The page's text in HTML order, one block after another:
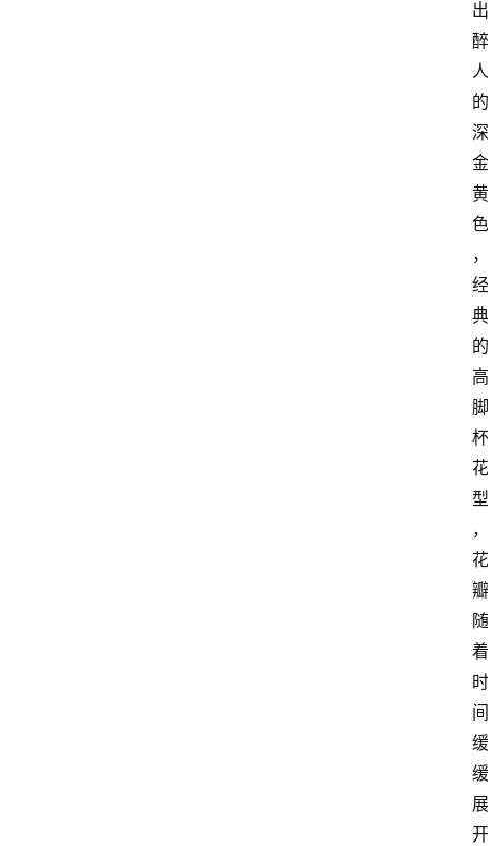
出
醉
人
的
深
金
黄
色
，
经
典
的
高
脚
杯
花
型
，
花
瓣
随
着
时
间
缓
缓
展
开